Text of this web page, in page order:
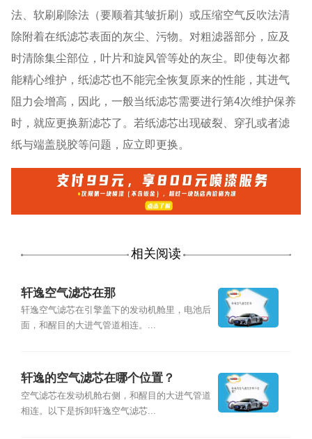
法、软刷刷除法（要顺着其皱折刷）或压缩空气反吹法清
除附着在纸滤芯表面的灰尘、污物。对粗滤器部分，应及
时清除集尘部位，叶片和旋风管等处的灰尘。即使每次都
能精心维护，纸滤芯也不能完全恢复原来的性能，其进气
阻力会增高，因此，一般当纸滤芯需要进行第4次维护保养
时，就应更换新滤芯了。若纸滤芯出现破裂、穿孔或者滤
纸与端盖脱胶等问题，应立即更换。
相关阅读
轩逸空气滤芯在那
轩逸空气滤芯在引擎盖下的发动机舱里，电池后
面，和醒目的大进气管道相连。...
轩逸的空气滤芯在哪个位置？
空气滤芯在发动机舱右侧，和醒目的大进气管道
相连。以下是拆卸轩逸空气滤芯...